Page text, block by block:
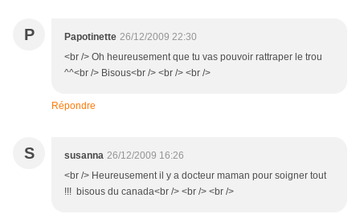
P Papotinette 26/12/2009 22:30
<br /> Oh heureusement que tu vas pouvoir rattraper le trou
^^<br /> Bisous<br /> <br /> <br />
Répondre
S susanna 26/12/2009 16:26
<br /> Heureusement il y a docteur maman pour soigner tout
!!! bisous du canada<br /> <br /> <br />